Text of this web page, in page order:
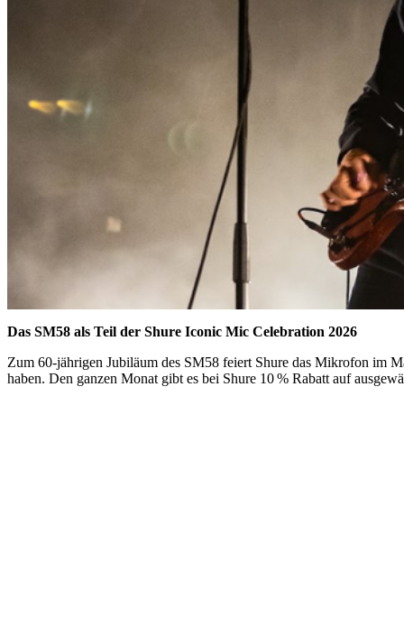
Das SM58 als Teil der Shure Iconic Mic Celebration 2026
Zum 60-jährigen Jubiläum des SM58 feiert Shure das Mikrofon im
haben. Den ganzen Monat gibt es bei Shure 10 % Rabatt auf